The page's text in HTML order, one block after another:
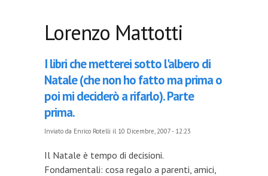
Lorenzo Mattotti
I libri che metterei sotto l'albero di
Natale (che non ho fatto ma prima o
poi mi deciderò a rifarlo). Parte
prima.
Inviato da Enrico Rotelli il 10 Dicembre, 2007 - 12:23
Il Natale è tempo di decisioni.
Fondamentali: cosa regalo a parenti, amici,